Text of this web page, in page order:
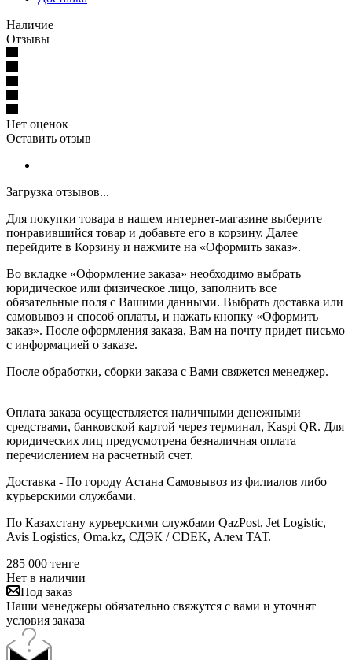
Наличие
Отзывы
Нет оценок
Оставить отзыв
Загрузка отзывов...
Для покупки товара в нашем интернет-магазине выберите
понравившийся товар и добавьте его в корзину. Далее
перейдите в Корзину и нажмите на «Оформить заказ».
Во вкладке «Оформление заказа» необходимо выбрать
юридическое или физическое лицо, заполнить все
обязательные поля с Вашими данными. Выбрать доставка или
самовывоз и способ оплаты, и нажать кнопку «Оформить
заказ». После оформления заказа, Вам на почту придет письмо
с информацией о заказе.
После обработки, сборки заказа с Вами свяжется менеджер.
Оплата заказа осуществляется наличными денежными
средствами, банковской картой через терминал, Kaspi QR. Для
юридических лиц предусмотрена безналичная оплата
перечислением на расчетный счет.
Доставка - По городу Астана Самовывоз из филиалов либо
курьерскими службами.
По Казахстану курьерскими службами QazPost, Jet Logistic,
Avis Logistics, Oma.kz, СДЭК / CDEK, Алем ТАТ.
285 000 тенге
Нет в наличии
Под заказ
Наши менеджеры обязательно свяжутся с вами и уточнят
условия заказа